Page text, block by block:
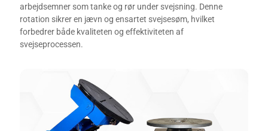
arbejdsemner som tanke og rør under svejsning. Denne
rotation sikrer en jævn og ensartet svejsesøm, hvilket
forbedrer både kvaliteten og effektiviteten af
svejseprocessen.